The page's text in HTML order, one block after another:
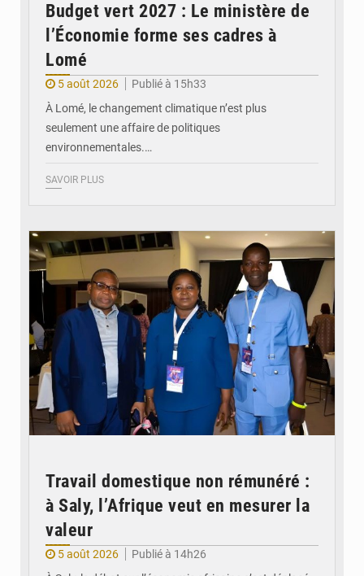
Budget vert 2027 : Le ministère de
l’Économie forme ses cadres à
Lomé
5 août 2026
Publié à 15h33
À Lomé, le changement climatique n’est plus
seulement une affaire de politiques
environnementales.…
SAVOIR PLUS
Travail domestique non rémunéré :
à Saly, l’Afrique veut en mesurer la
valeur
5 août 2026
Publié à 14h26